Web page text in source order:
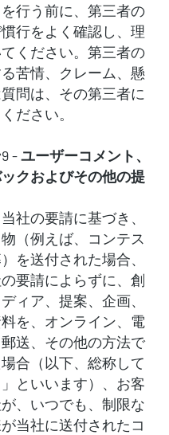
行う前に、第三者の
行をよく確認し、理
ください。第三者の
苦情、クレーム、懸
問は、その第三者に
ださい。
- ユーザーコメント、
クおよびその他の提
社の要請に基づき、
（例えば、コンテス
を送付された場合、
要請によらずに、創
ィア、提案、企画、
を、オンライン、電
送、その他の方法で
合（以下、総称して
」といいます）、お客
、いつでも、制限な
当社に送付されたコ